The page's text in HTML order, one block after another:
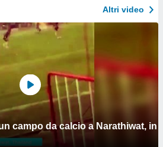
Altri video
campo da calcio a Narathiwat, in